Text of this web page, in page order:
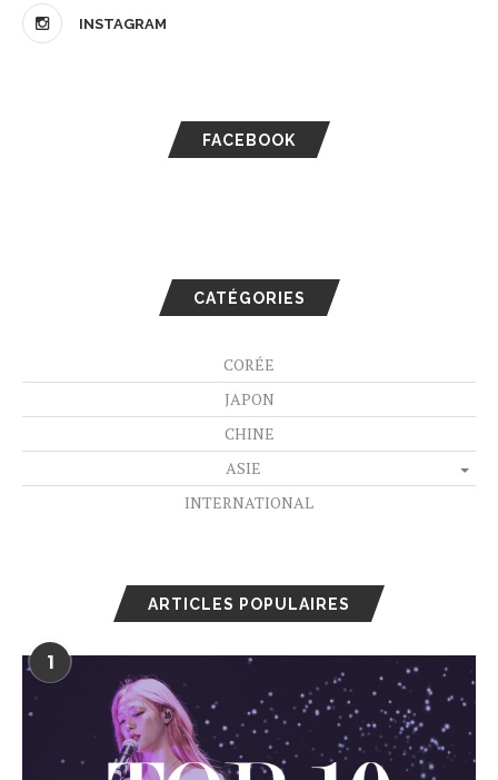
INSTAGRAM
FACEBOOK
CATÉGORIES
CORÉE
JAPON
CHINE
ASIE
INTERNATIONAL
ARTICLES POPULAIRES
1